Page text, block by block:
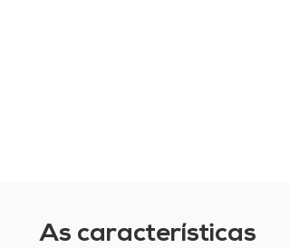
As características